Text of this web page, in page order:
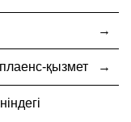
қызмет